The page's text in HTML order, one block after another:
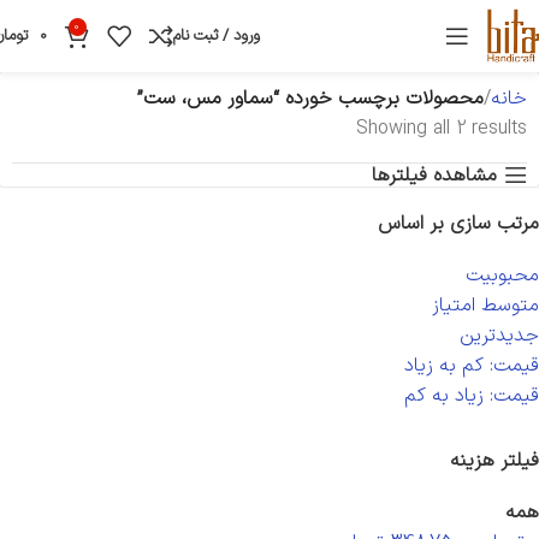
ورود / ثبت نام 0
0
خانه محصولات برچسب خورده “سماور مس، ست”
Showing all 2 results
مشاهده فیلترها
مرتب سازی بر اساس
محبوبیت
متوسط امتیاز
جدیدترین
قیمت: کم به زیاد
قیمت: زیاد به کم
فیلتر هزینه
همه